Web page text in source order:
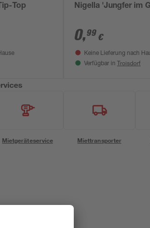
Top
Nigella 'Jungfer im
0,99 €
Keine Lieferung nach
Verfügbar in Troisdorf
Mietgeräteservice Miettransporter